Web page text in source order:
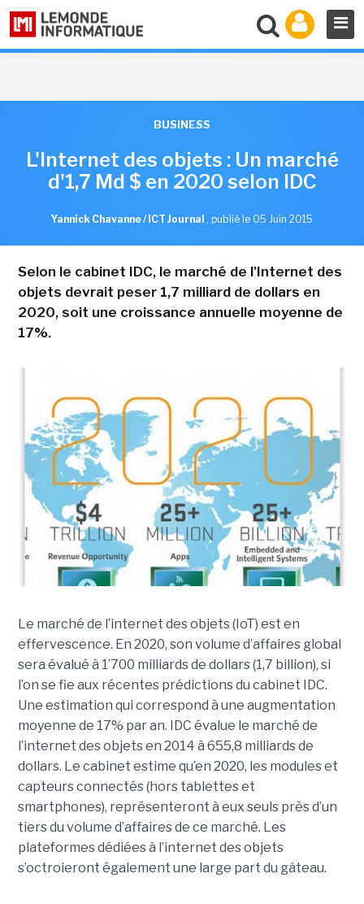
BUSINESS
L'Internet des objets : Un marché
d'1,7 Md $ en 2020 selon IDC
Yannick Chavanne / ICT Journal , publié le 05 Juin 2015
Selon le cabinet IDC, le marché de l'Internet des
objets devrait peser 1,7 milliard de dollars en
2020, soit une croissance annuelle moyenne de
17%.
Le marché de l’internet des objets (IoT) est en
effervescence. En 2020, son volume d’affaires global
sera évalué à 1’700 milliards de dollars (1,7 billion), si
l’on se fie aux récentes prédictions du cabinet IDC.
Une estimation qui correspond à une augmentation
moyenne de 17% par an. IDC évalue le marché de
l’internet des objets en 2014 à 655,8 milliards de
dollars. Le cabinet estime qu’en 2020, les modules et
capteurs connectés (hors tablettes et
smartphones), représenteront à eux seuls près d’un
tiers du volume d’affaires de ce marché. Les
plateformes dédiées à l’internet des objets
s’octroieront également une large part du gâteau.